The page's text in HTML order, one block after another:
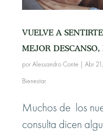
VUELVE A
MEJOR
por Alessandro Conte Abr
Bienestar
Muchos de los
consulta dicen